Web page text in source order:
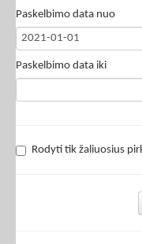
Paskelbimo data nuo
Paskelbimo data iki
Rodyti tik žaliuosius